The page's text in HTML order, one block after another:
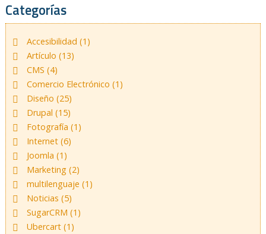
Categorías
Accesibilidad (1)
Artículo (13)
CMS (4)
Comercio Electrónico (1)
Diseño (25)
Drupal (15)
Fotografía (1)
Internet (6)
Joomla (1)
Marketing (2)
multilenguaje (1)
Noticias (5)
SugarCRM (1)
Ubercart (1)